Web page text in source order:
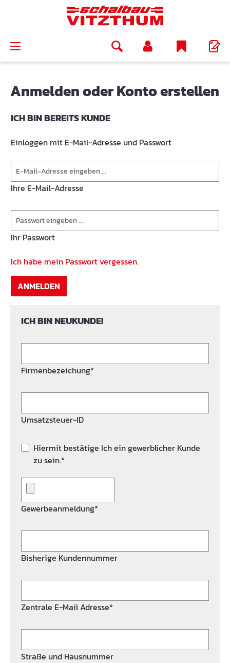
Anmelden oder Konto erstellen
ICH BIN BEREITS KUNDE
Einloggen mit E-Mail-Adresse und Passwort
Ihre E-Mail-Adresse
Ihr Passwort
Ich habe mein Passwort vergessen.
ANMELDEN
ICH BIN NEUKUNDE!
Firmenbezeichung*
Umsatzsteuer-ID
Hiermit bestätige Ich ein gewerblicher Kunde
zu sein.*
Gewerbeanmeldung*
Bisherige Kundennummer
Zentrale E-Mail Adresse*
Straße und Hausnummer